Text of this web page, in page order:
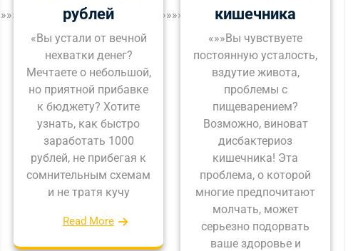
рублей
«Вы устали от вечной
нехватки денег?
Мечтаете о небольшой,
но приятной прибавке
к бюджету? Хотите
узнать, как быстро
заработать 1000
рублей, не прибегая к
сомнительным схемам
и не тратя кучу
Read More
кишечника
«»»Вы чувствуете
постоянную усталость,
вздутие живота,
проблемы с
пищеварением?
Возможно, виноват
дисбактериоз
кишечника! Эта
проблема, о которой
многие предпочитают
молчать, может
серьезно подорвать
ваше здоровье и